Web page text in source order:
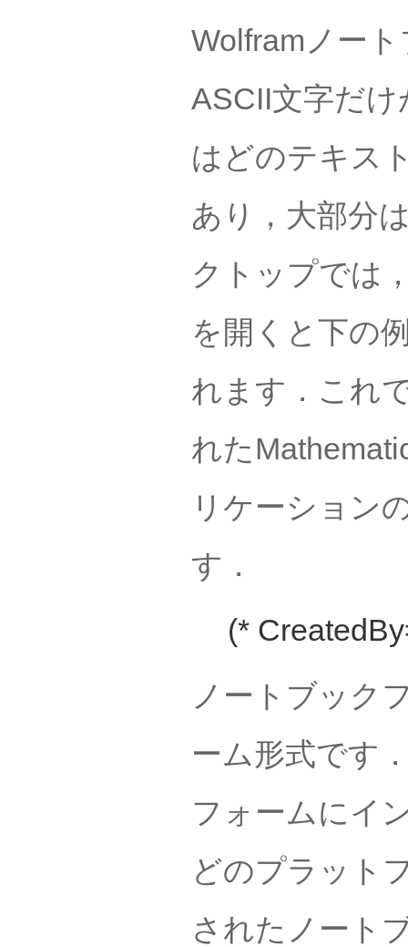
Wolframノー
ASCII文字だ
はどのテキス
あり，大部分
クトップでは
を開くと下の
れます．これ
れた
リケーション
す．
(*
ノートブック
ーム形式です
フォームにイ
どのプラット
されたノート